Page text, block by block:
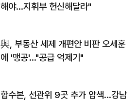
해야…지휘부 헌신해달라"
與, 부동산 세제 개편안 비판 오세훈
에 '맹공'…"공급 억제기"
합수본, 선관위 9곳 추가 압색…강남